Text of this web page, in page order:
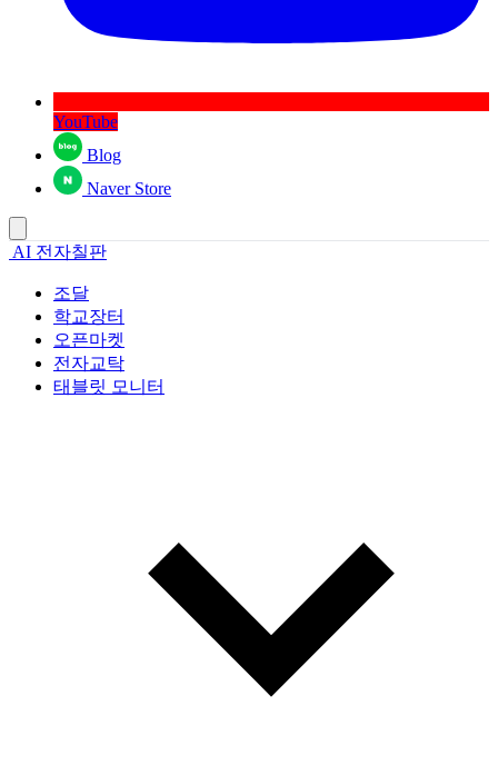
YouTube
Blog
Naver Store
AI 전자칠판
조달
학교장터
오픈마켓
전자교탁
태블릿 모니터